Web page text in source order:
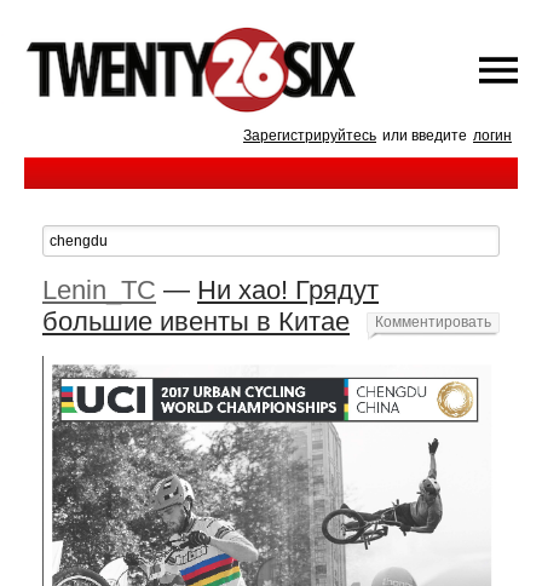
Зарегистрируйтесь или введите логин
Lenin_TC — Ни хао! Грядут
большие ивенты в Китае
Комментировать